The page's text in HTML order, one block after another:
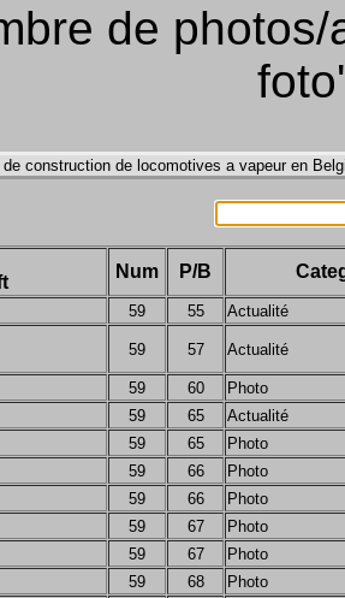
de
Num P/B
59 55 Actualité
59 57 Actualité
59 60
Photo
59 65
Actualité
59 65
Photo
59 66
Photo
59 66
Photo
59 67
Photo
59 67
Photo
59 68
Photo